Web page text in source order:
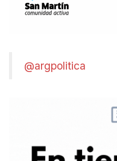
@argpolitica